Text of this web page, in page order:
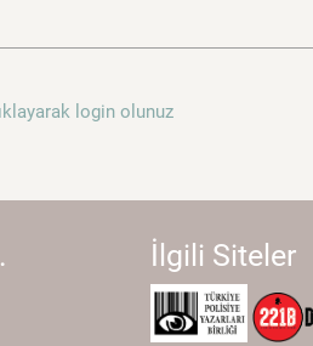
login olunuz
İlgili Siteler